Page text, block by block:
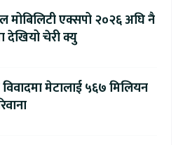
मोबिलिटी एक्सपो २०२६ अघि नै
देखियो चेरी क्यु
विवादमा मेटालाई ५६७ मिलियन
जरिवाना